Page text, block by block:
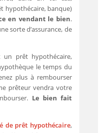
hypothécaire, banque)
en vendant le bien.
sorte d’assurance, de
un prêt hypothécaire,
le temps du
plus à rembourser
prêteur vendra votre
Le bien fait
de prêt hypothécaire,